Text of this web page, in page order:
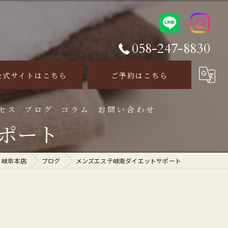
058-247-8830
式サイトはこちら ご予約はこちら
ス ブログ コラム お問い合わせ
ート
阜本店 ブログ メンズエステ岐南ダイエットサポート